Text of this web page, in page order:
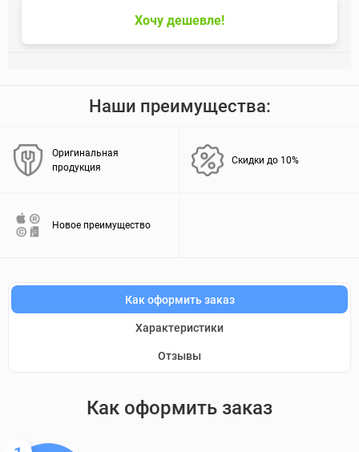
Хочу дешевле!
Наши преимущества:
Оригинальная
продукция
Скидки до 10%
Новое преимущество
Как оформить заказ
Характеристики
Отзывы
Как оформить заказ